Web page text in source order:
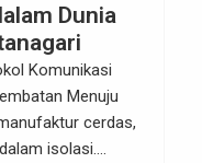
Dunia
Komunikasi
Menuju
cerdas,
isolasi.